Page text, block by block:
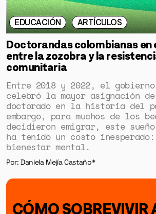
EDUCACIÓN ARTÍCULOS
Doctorandas colombianas en
entre la zozobra y la
comunitaria
Entre 2018 y 2022, el gobierno
celebró la mayor asignación
doctorado en la historia del
embargo, para muchos de los
decidieron emigrar, este sueño
ha tenido un costo
bienestar mental.
Por: Daniela Mejía Castaño*
CÓMO SOBREVIVIR